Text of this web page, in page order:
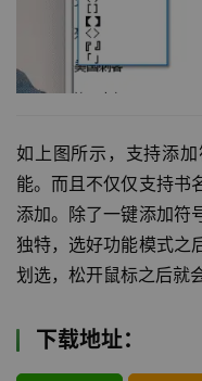
如上图所示，支持添
能。而且不仅仅支持书
添加。除了一键添加符
独特，选好功能模式之
划选，松开鼠标之后就
下载地址：